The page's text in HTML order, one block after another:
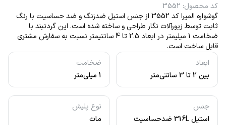
ابعاد
بین 2 تا 3 سانتی‌متر
ضخامت
1 میلی‌متر
جنس
استیل 316L ضدحساسیت
نوع پلیش
مات
کد محصول:
3552
گوشواره المیرا کد 3552 از جنس استیل ضدزنگ و ضد حساسیت با رنگ
ثابت توسط زیورآلات نگار طراحی و ساخته شده است. این گردنبند با
ضخامت 1 میلیمتر در ابعاد 2.5 تا 4 سانتیمتر نسبت به سفارش مشتری
قابل ساخت است.